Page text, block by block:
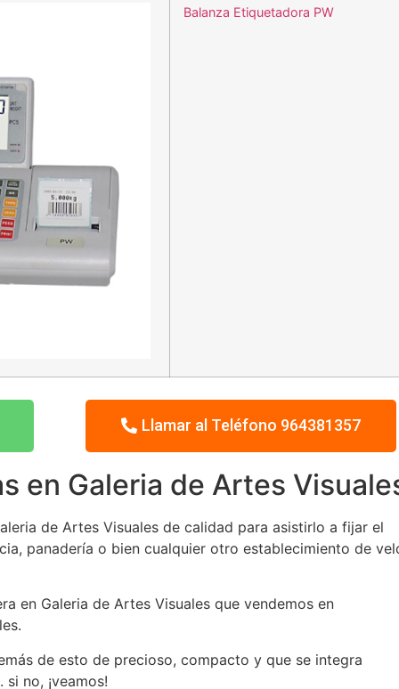
Balanza Etiquetadora PW
Llamar al Teléfono 964381357
en Galeria de Artes
de Artes Visuales de calidad para asistirlo a fijar el
panadería o bien cualquier otro establecimiento de
en Galeria de Artes Visuales que vendemos en
de esto de precioso, compacto y que se integra
no, ¡veamos!